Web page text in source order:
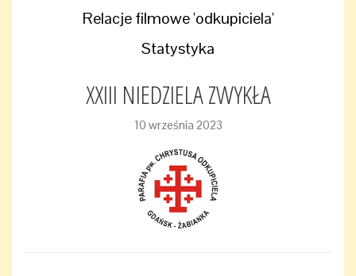
Relacje filmowe 'odkupiciela'
Statystyka
XXIII NIEDZIELA ZWYKŁA
10 września 2023